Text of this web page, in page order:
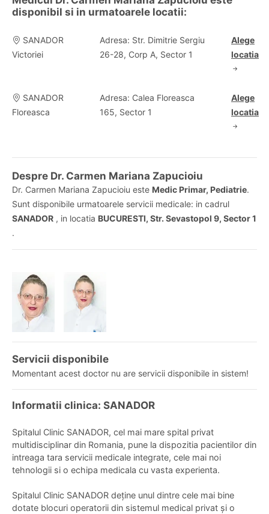
disponibil si in urmatoarele locatii:
SANADOR
Victoriei
Adresa: Str. Dimitrie Sergiu
26-28, Corp A, Sector 1
Alege
locatia
SANADOR
Floreasca
Adresa: Calea Floreasca
165, Sector 1
Alege
locatia
Despre Dr. Carmen Mariana Zapucioiu
Dr. Carmen Mariana Zapucioiu este Medic Primar, Pediatrie.
Sunt disponibile urmatoarele servicii medicale: in cadrul
SANADOR , in locatia BUCURESTI, Str. Sevastopol 9, Sector 1
.
Servicii disponibile
Momentant acest doctor nu are servicii disponibile in sistem!
Informatii clinica: SANADOR
Spitalul Clinic SANADOR, cel mai mare spital privat
multidisciplinar din Romania, pune la dispozitia pacientilor din
intreaga tara servicii medicale integrate, cele mai noi
tehnologii si o echipa medicala cu vasta experienta.
Spitalul Clinic SANADOR deține unul dintre cele mai bine
dotate blocuri operatorii din sistemul medical privat și o